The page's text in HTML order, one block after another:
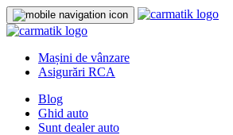
Mașini de vânzare
Asigurări RCA
Blog
Ghid auto
Sunt dealer auto